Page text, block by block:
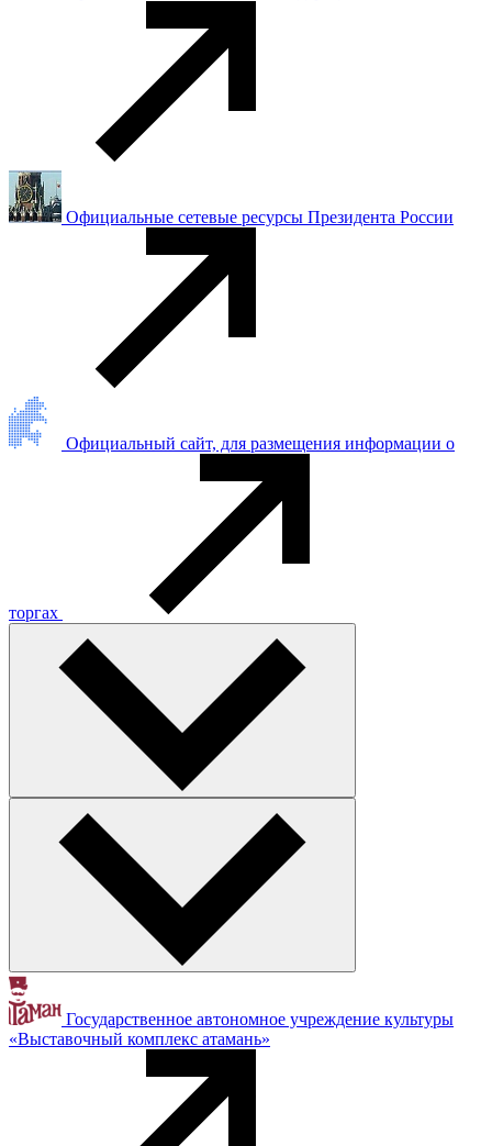
Официальные сетевые ресурсы Президента России
Официальный сайт, для размещения информации о
торгах
Государственное автономное учреждение культуры
«Выставочный комплекс атамань»